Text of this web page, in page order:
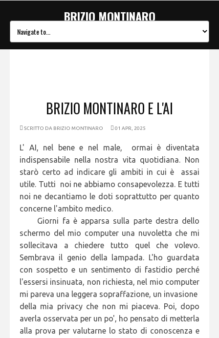
BRIZIO MONTINARO
BRIZIO MONTINARO E L'AI
SCRITTO DA BRIZIO MONTINARO 01 APR, 2025
L' AI, nel bene e nel male, ormai è diventata
indispensabile nella nostra vita quotidiana. Non
starò certo ad indicare gli ambiti in cui è assai
utile. Tutti noi ne abbiamo consapevolezza. E tutti
noi ne decantiamo le doti soprattutto per quanto
concerne l'ambito medico.
Giorni fa è apparsa sulla parte destra dello
schermo del mio computer una nuvoletta che mi
sollecitava a chiedere tutto quel che volevo.
Sembrava il genio della lampada. L'ho guardata
con sospetto e un sentimento di fastidio perché
l'essersi insinuata, non richiesta, nel mio computer
mi pareva una leggera sopraffazione, un invasione
della mia privacy che non mi piaceva. Poi, dopo
averla osservata per un po', ho pensato di metterla
alla prova per valutarne lo stato di conoscenza e